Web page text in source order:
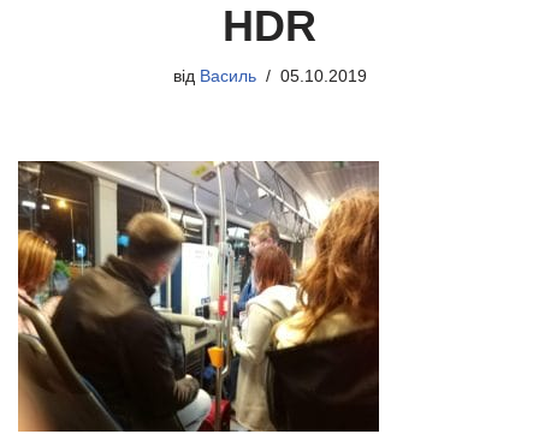
HDR
від Василь 05.10.2019